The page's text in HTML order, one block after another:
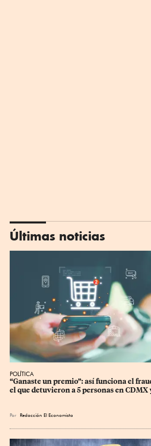
Últimas noticias
POLÍTICA
“Ganaste un premio”: así funciona el
el que detuvieron a 5 personas en CDMX
Por Redacción El Economista